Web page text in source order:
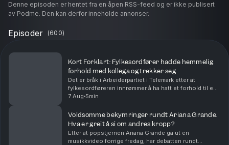
Denne episoden er hentet fra en åpen RSS-feed og er ikke publisert
av Podme. Den kan derfor inneholde annonser.
Episoder (600)
Kort Forklart: Fylkesordfører hadde hemmelig
forhold med kollega og trekker seg
Det er bråk i Arbeiderpartiet i Telemark etter at
fylkesordføreren innrømmer å ha hatt et forhold til en
kollega. Partiet beskriver saken som alvorlig. Vi
7 Aug 5min
Voldsomme bekymringer rundt Ariana Grande.
Hva er greit å si om andres kropp?
Etter at popstjernen Ariana Grande ga ut en
musikkvideo forrige fredag, har debatten rundt